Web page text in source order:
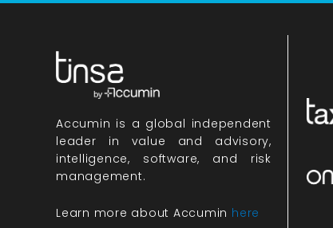
Accumin is a global independent
leader in value and advisory,
intelligence, software, and risk
management.
Learn more about Accumin here